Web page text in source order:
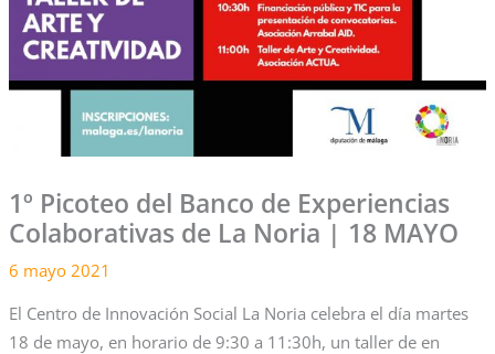
1º Picoteo del Banco de Experiencias
Colaborativas de La Noria | 18 MAYO
6 mayo 2021
El Centro de Innovación Social La Noria celebra el día martes
18 de mayo, en horario de 9:30 a 11:30h, un taller de en